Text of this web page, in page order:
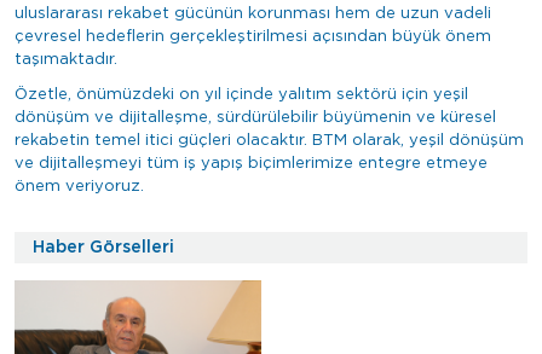
uluslararası rekabet gücünün korunması hem de uzun vadeli
çevresel hedeflerin gerçekleştirilmesi açısından büyük önem
taşımaktadır.
Özetle, önümüzdeki on yıl içinde yalıtım sektörü için yeşil
dönüşüm ve dijitalleşme, sürdürülebilir büyümenin ve küresel
rekabetin temel itici güçleri olacaktır. BTM olarak, yeşil dönüşüm
ve dijitalleşmeyi tüm iş yapış biçimlerimize entegre etmeye
önem veriyoruz.
Haber Görselleri